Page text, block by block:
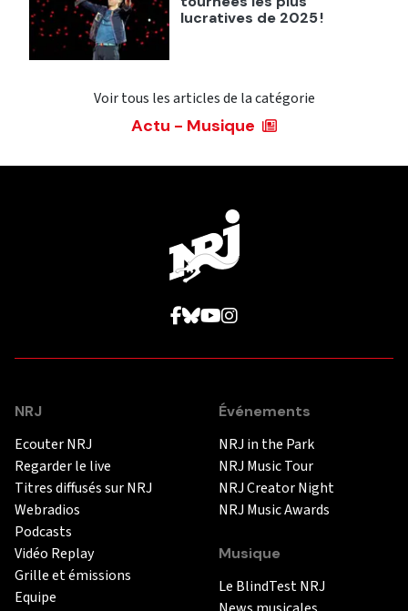
lucratives de 2025 !
Voir tous les articles de la catégorie
Actu - Musique
NRJ
Ecouter NRJ
Regarder le live
Titres diffusés sur NRJ
Webradios
Podcasts
Vidéo Replay
Grille et émissions
Equipe
Événements
NRJ in the Park
NRJ Music Tour
NRJ Creator Night
NRJ Music Awards
Musique
Le BlindTest NRJ